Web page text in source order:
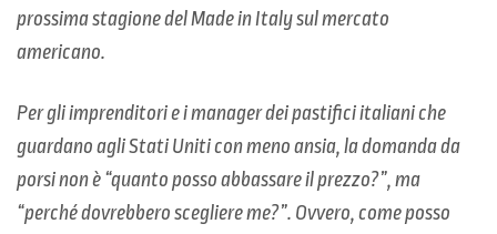
prossima stagione del Made in Italy sul mercato
americano.
Per gli imprenditori e i manager dei pastifici italiani che
guardano agli Stati Uniti con meno ansia, la domanda da
porsi non è “quanto posso abbassare il prezzo?”, ma
“perché dovrebbero scegliere me?”. Ovvero, come posso